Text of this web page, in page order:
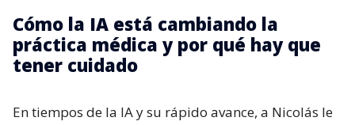
Cómo la IA está cambiando la
práctica médica y por qué hay que
tener cuidado
En tiempos de la IA y su rápido avance, a Nicolás le